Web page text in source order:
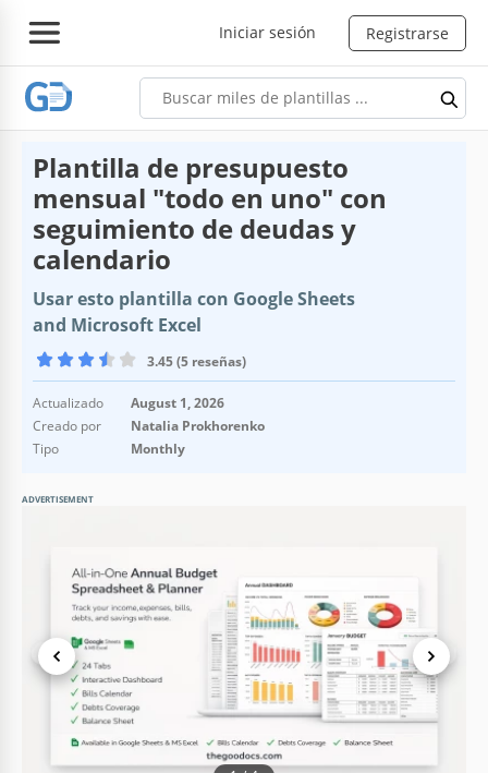
Iniciar sesión Registrarse
Plantilla de presupuesto
mensual "todo en uno" con
seguimiento de deudas y
calendario
Usar esto plantilla con Google Sheets
and Microsoft Excel
3.45 (5 reseñas)
Actualizado
August 1, 2026
Creado por
Natalia Prokhorenko
Tipo
Monthly
ADVERTISEMENT
Especificaciones de la plantilla
Formato
Google Sheets, Microsoft Excel
Creado
March 11, 2025
Última actualización
August 1, 2026